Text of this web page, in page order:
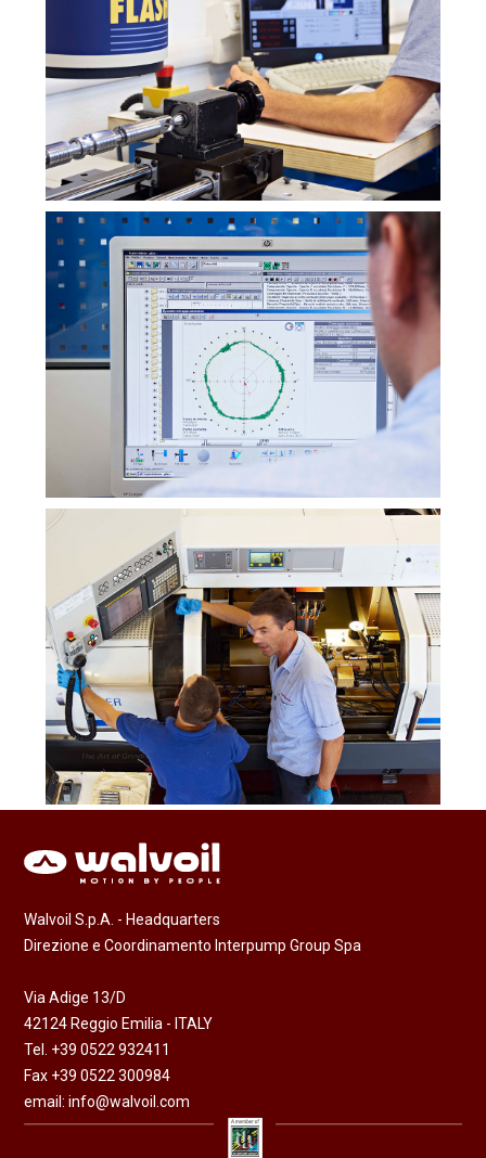
Walvoil S.p.A. - Headquarters
Direzione e Coordinamento Interpump Group Spa
Via Adige 13/D
42124 Reggio Emilia - ITALY
Tel. +39 0522 932411
Fax +39 0522 300984
email:info@walvoil.com